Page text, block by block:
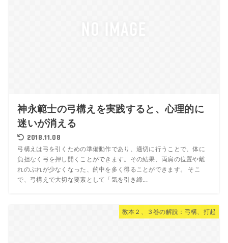
神永範士の弓構えを実践すると、心理的に
迷いが消える
2018.11.08
弓構えは弓を引くための準備動作であり、適切に行うことで、体に
負担なく弓を押し開くことができます。その結果、両肩の位置や離
れのぶれが少なくなった、的中を多く得ることができます。 そこ
で、弓構えで大切な要素として「気を引き締...
教本２、３巻の解説：弓構、打起